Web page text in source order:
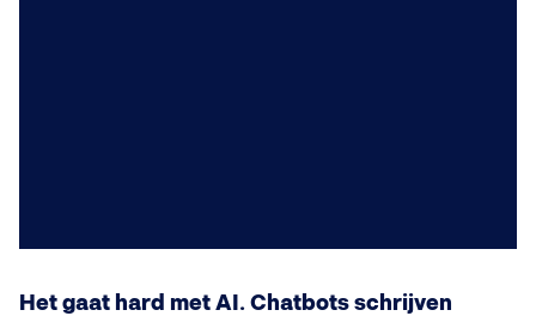
Het gaat hard met AI. Chatbots schrijven